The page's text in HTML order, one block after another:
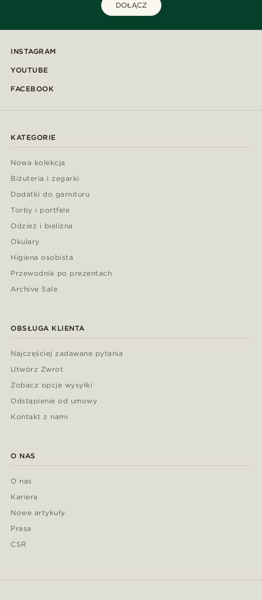
DOŁĄCZ
INSTAGRAM
YOUTUBE
FACEBOOK
KATEGORIE
Nowa kolekcja
Biżuteria i zegarki
Dodatki do garnituru
Torby i portfele
Odzież i bielizna
Okulary
Higiena osobista
Przewodnik po prezentach
Archive Sale
OBSŁUGA KLIENTA
Najczęściej zadawane pytania
Utwórz Zwrot
Zobacz opcje wysyłki
Odstąpienie od umowy
Kontakt z nami
O NAS
O nas
Kariera
Nowe artykuły
Prasa
CSR